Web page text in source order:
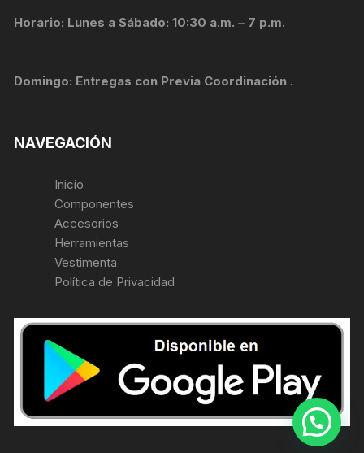
Horario: Lunes a Sábado: 10:30 a.m. – 7 p.m.
Domingo: Entregas con Previa Coordinación .
NAVEGACIÓN
Inicio
Componentes
Accesorios
Herramientas
Vestimenta
Política de Privacidad